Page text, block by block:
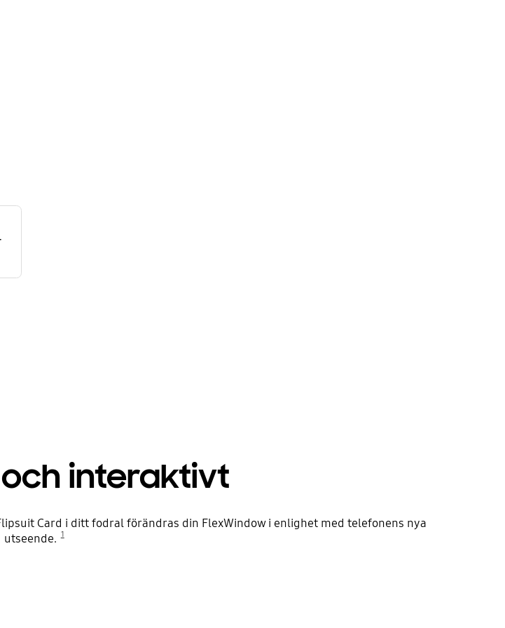
interaktivt
Card i ditt fodral förändras din FlexWindow i enlighet med telefonens nya
utseende. 1